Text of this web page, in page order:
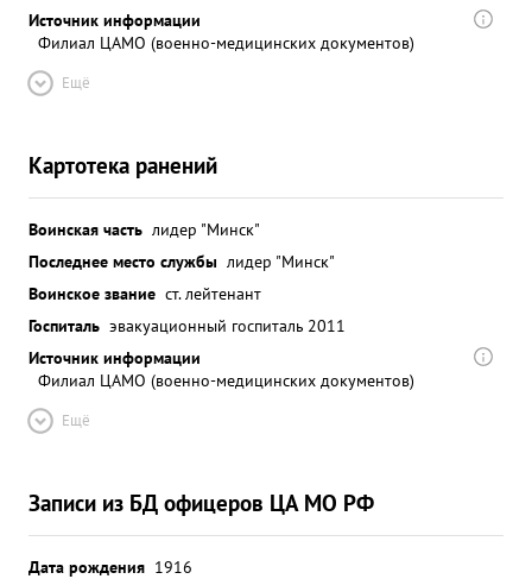
Источник информации
Филиал ЦАМО (военно-медицинских документов)
Ещё
Картотека ранений
Воинская часть лидер "Минск"
Последнее место службы лидер "Минск"
Воинское звание ст. лейтенант
Госпиталь эвакуационный госпиталь 2011
Источник информации
Филиал ЦАМО (военно-медицинских документов)
Ещё
Записи из БД офицеров ЦА МО РФ
Дата рождения 1916